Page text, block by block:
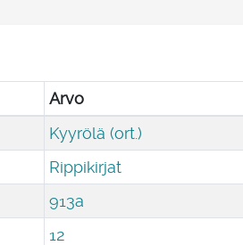
Arvo
Kyyrölä (ort.)
Rippikirjat
913a
12